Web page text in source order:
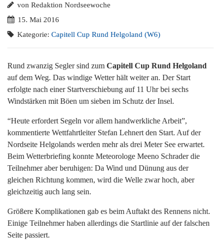
von Redaktion Nordseewoche
15. Mai 2016
Kategorie: Capitell Cup Rund Helgoland (W6)
Rund zwanzig Segler sind zum Capitell Cup Rund Helgoland
auf dem Weg. Das windige Wetter hält weiter an. Der Start
erfolgte nach einer Startverschiebung auf 11 Uhr bei sechs
Windstärken mit Böen um sieben im Schutz der Insel.
“Heute erfordert Segeln vor allem handwerkliche Arbeit”,
kommentierte Wettfahrtleiter Stefan Lehnert den Start. Auf der
Nordseite Helgolands werden mehr als drei Meter See erwartet.
Beim Wetterbriefing konnte Meteorologe Meeno Schrader die
Teilnehmer aber beruhigen: Da Wind und Dünung aus der
gleichen Richtung kommen, wird die Welle zwar hoch, aber
gleichzeitig auch lang sein.
Größere Komplikationen gab es beim Auftakt des Rennens nicht.
Einige Teilnehmer haben allerdings die Startlinie auf der falschen
Seite passiert.